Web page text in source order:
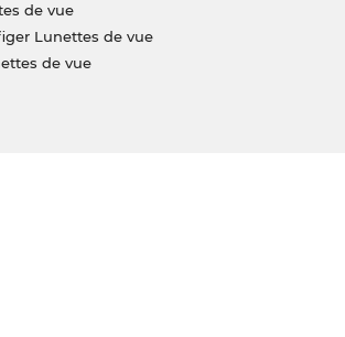
de vue
Lunettes de vue
de vue